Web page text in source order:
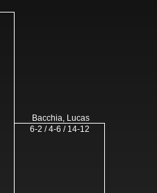
Bacchia, Lucas
6-2 / 4-6 / 14-12